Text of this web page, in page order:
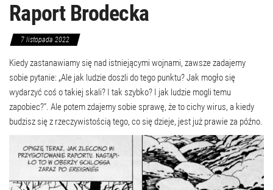
Raport Brodecka
7 listopada 2022
Kiedy zastanawiamy się nad istniejącymi wojnami, zawsze zadajemy
sobie pytanie: „Ale jak ludzie doszli do tego punktu? Jak mogło się
wydarzyć coś o takiej skali? I tak szybko? I jak ludzie mogli temu
zapobiec?”. Ale potem zdajemy sobie sprawę, że to cichy wirus, a kiedy
budzisz się z rzeczywistością tego, co się dzieje, jest już prawie za późno.